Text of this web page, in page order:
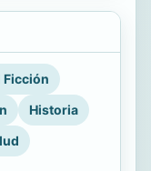
Ficción
Historia